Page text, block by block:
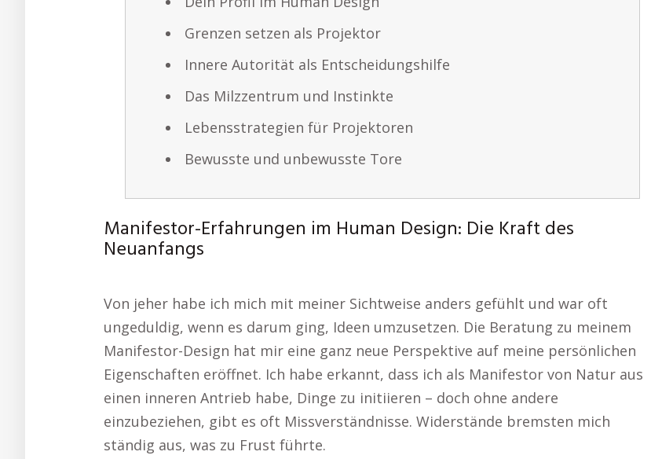
Grenzen setzen als Projektor
Innere Autorität als Entscheidungshilfe
Das Milzzentrum und Instinkte
Lebensstrategien für Projektoren
Bewusste und unbewusste Tore
Manifestor-Erfahrungen im Human Design: Die Kraft des
Neuanfangs
Von jeher habe ich mich mit meiner Sichtweise anders gefühlt und war oft
ungeduldig, wenn es darum ging, Ideen umzusetzen. Die Beratung zu meinem
Manifestor-Design hat mir eine ganz neue Perspektive auf meine persönlichen
Eigenschaften eröffnet. Ich habe erkannt, dass ich als Manifestor von Natur aus
einen inneren Antrieb habe, Dinge zu initiieren – doch ohne andere
einzubeziehen, gibt es oft Missverständnisse. Widerstände bremsten mich
ständig aus, was zu Frust führte.